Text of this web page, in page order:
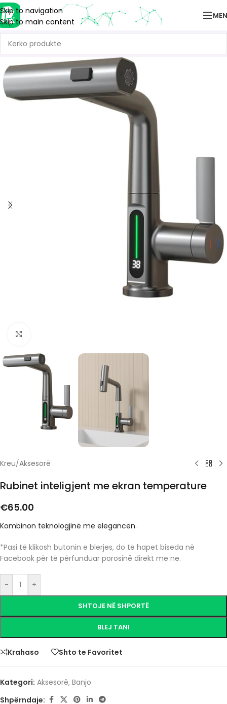
Skip to navigation
Skip to main content
Kreu/Aksesorë
Rubinet inteligjent me ekran temperature
€65.00
Kombinon teknologjinë me elegancën.
*Pasi të klikosh butonin e blerjes, do të hapet biseda në
Facebook për të përfunduar porosinë direkt me ne.
- +
SHTOJE NË SHPORTË
BLEJ TANI
Krahaso Shto te Favoritet
Kategori: Aksesorë, Banjo
Shpërndaje: